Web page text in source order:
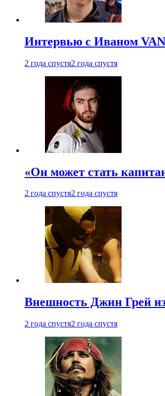
Интервью с Иваном
2 года спустя2 года спустя
«Он может стать
2 года спустя2 года спустя
Внешность Джин Грей
2 года спустя2 года спустя